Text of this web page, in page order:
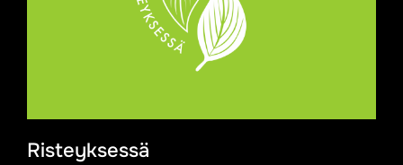
Risteyksessä